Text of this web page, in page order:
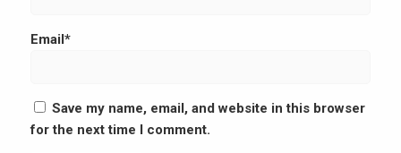
Email*
Save my name, email, and website in this browser
for the next time I comment.